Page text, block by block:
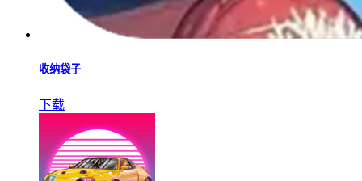
收纳袋子
下载